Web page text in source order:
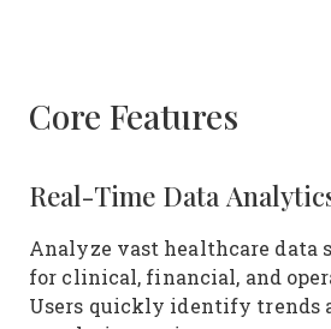
Core Features
Real-Time Data
Analyze vast healthcare data
for clinical, financial, and
Users quickly identify trends